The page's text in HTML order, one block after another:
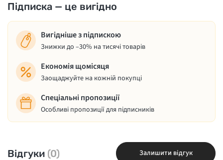
Підписка — це вигідно
Вигідніше з підпискою
Знижки до –30% на тисячі товарів
Економія щомісяця
Заощаджуйте на кожній покупці
Спеціальні пропозиції
Особливі пропозиції для підписників
Відгуки (0) Залишити відгук